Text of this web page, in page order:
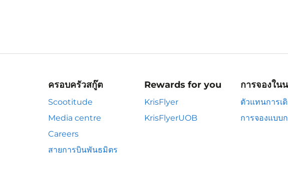
ครอบครัวสกู๊ต
Scootitude
Media centre
Careers
สายการบินพันธมิตร
Rewards for you
KrisFlyer
KrisFlyerUOB
การจองใน
ตัวแทนการเ
การจองแบบ